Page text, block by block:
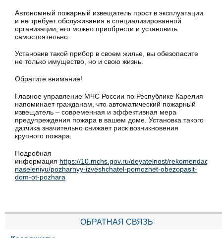
Автономный пожарный извещатель прост в эксплуатации
и не требует обслуживания в специализированной
организации, его можно приобрести и установить
самостоятельно.
Установив такой прибор в своем жилье, вы обезопасите
не только имущество, но и свою жизнь.
Обратите внимание!
Главное управление МЧС России по Республике Карелия
напоминает гражданам, что автоматический пожарный
извещатель – современная и эффективная мера
предупреждения пожара в вашем доме. Установка такого
датчика значительно снижает риск возникновения
крупного пожара.
Подробная
информация https://10.mchs.gov.ru/deyatelnost/rekomendacii-
naseleniyu/pozharnyy-izveshchatel-pomozhet-obezopasit-
dom-ot-pozhara
ОБРАТНАЯ СВЯЗЬ